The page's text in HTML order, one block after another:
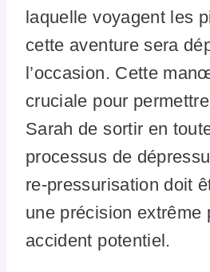
laquelle voyagent les
cette aventure sera
l’occasion. Cette
cruciale pour
Sarah de sortir en
processus de
re-pressurisation doit
une précision extrême
accident potentiel.